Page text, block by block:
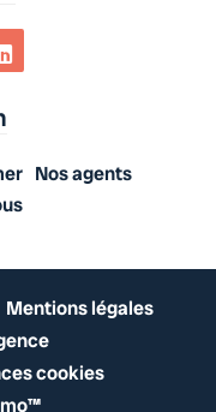
Nos agents
Mentions légales
cookies